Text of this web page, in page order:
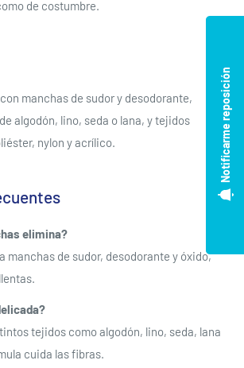
de costumbre.
manchas de sudor y desodorante,
algodón, lino, seda o lana, y tejidos
nylon y acrílico.
elimina?
manchas de sudor, desodorante y óxido,
tejidos como algodón, lino, seda, lana
cuida las fibras.
Notificarme reposición
iniciar sesión